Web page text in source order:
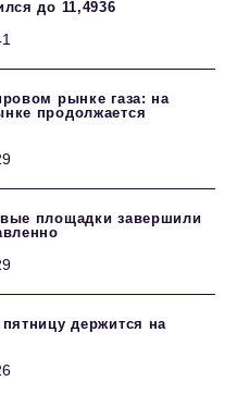
до 11,4936
рынке газа: на
продолжается
площадки завершили
держится на